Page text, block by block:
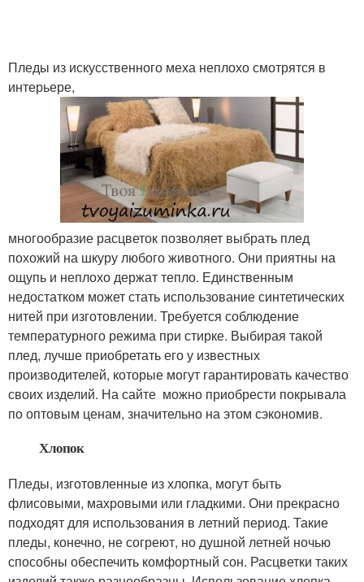
Пледы из искусственного меха неплохо смотрятся в
интерьере,
многообразие расцветок позволяет выбрать плед
похожий на шкуру любого животного. Они приятны на
ощупь и неплохо держат тепло. Единственным
недостатком может стать использование синтетических
нитей при изготовлении. Требуется соблюдение
температурного режима при стирке. Выбирая такой
плед, лучше приобретать его у известных
производителей, которые могут гарантировать качество
своих изделий. На сайте можно приобрести покрывала
по оптовым ценам, значительно на этом сэкономив.
Хлопок
Пледы, изготовленные из хлопка, могут быть
флисовыми, махровыми или гладкими. Они прекрасно
подходят для использования в летний период. Такие
пледы, конечно, не согреют, но душной летней ночью
способны обеспечить комфортный сон. Расцветки таких